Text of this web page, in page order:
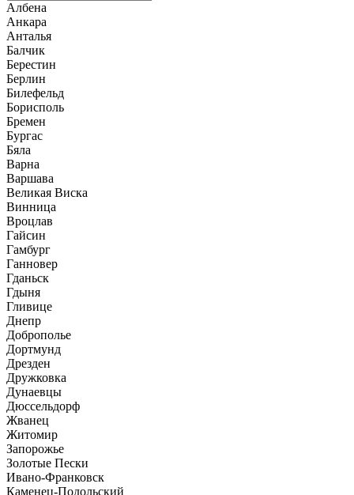
Албена
Анкара
Анталья
Балчик
Берестин
Берлин
Билефельд
Борисполь
Бремен
Бургас
Бяла
Варна
Варшава
Великая Виска
Винница
Вроцлав
Гайсин
Гамбург
Ганновер
Гданьск
Гдыня
Гливице
Днепр
Доброполье
Дортмунд
Дрезден
Дружковка
Дунаевцы
Дюссельдорф
Жванец
Житомир
Запорожье
Золотые Пески
Ивано-Франковск
Каменец-Подольский